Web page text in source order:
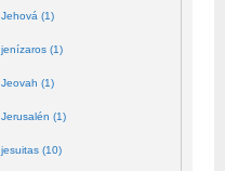
Jehová (1)
jenízaros (1)
Jeovah (1)
Jerusalén (1)
jesuitas (10)